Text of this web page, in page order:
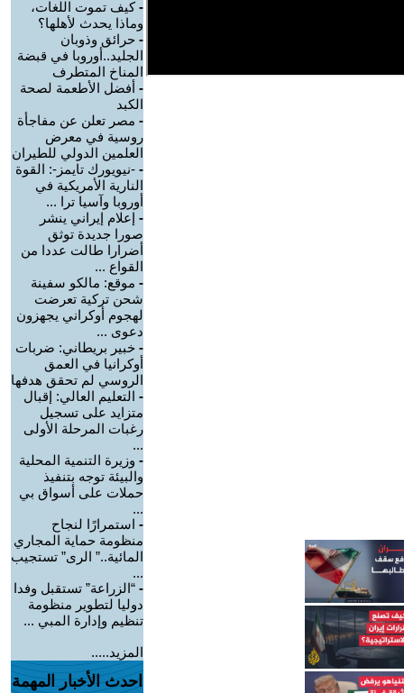
-كيف تموت اللغات،
وماذا يحدث لأهلها؟
- حرائق وذوبان
الجليد..أوروبا في قبضة
المناخ المتطرف
- أفضل الأطعمة لصحة
الكبد
- مصر تعلن عن مفاجأة
روسية في معرض
العلمين الدولي للطيران
- -نيويورك تايمز-: القوة
النارية الأمريكية في
أوروبا وآسيا ترا ...
- إعلام إيراني ينشر
صورا جديدة توثق
أضرارا طالت عددا من
القواع ...
- موقع: مالكو سفينة
شحن تركية تعرضت
لهجوم أوكراني يجهزون
دعوى ...
- خبير بريطاني: ضربات
أوكرانيا في العمق
الروسي لم تحقق هدفها
- التعليم العالي: إقبال
متزايد على تسجيل
رغبات المرحلة الأولى
...
- وزيرة التنمية المحلية
والبيئة توجه بتنفيذ
حملات على أسواق بي
...
- استمرارًا لنجاح
منظومة حماية المجاري
المائية..” الرى” تستجيب
...
- “الزراعة” تستقبل وفدا
دوليا لتطوير منظومة
تنظيم وإدارة المبي ...
المزيد.....
احدث الأخبار المهمة